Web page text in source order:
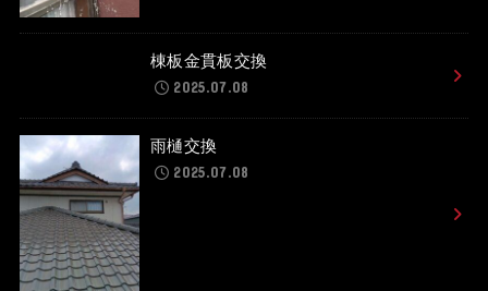
棟板金貫板交換
2025.07.08
雨樋交換
2025.07.08